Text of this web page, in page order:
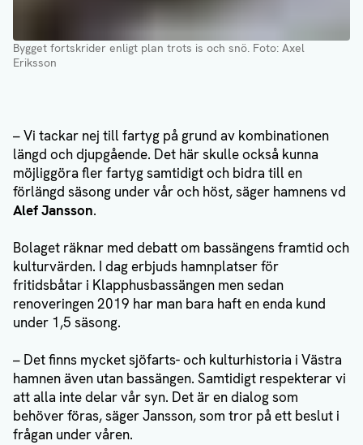
Bygget fortskrider enligt plan trots is och snö. Foto: Axel
Eriksson
– Vi tackar nej till fartyg på grund av kombinationen
längd och djupgående. Det här skulle också kunna
möjliggöra fler fartyg samtidigt och bidra till en
förlängd säsong under vår och höst, säger hamnens vd
Alef Jansson.
Bolaget räknar med debatt om bassängens framtid och
kulturvärden. I dag erbjuds hamnplatser för
fritidsbåtar i Klapphusbassängen men sedan
renoveringen 2019 har man bara haft en enda kund
under 1,5 säsong.
– Det finns mycket sjöfarts- och kulturhistoria i Västra
hamnen även utan bassängen. Samtidigt respekterar vi
att alla inte delar vår syn. Det är en dialog som
behöver föras, säger Jansson, som tror på ett beslut i
frågan under våren.